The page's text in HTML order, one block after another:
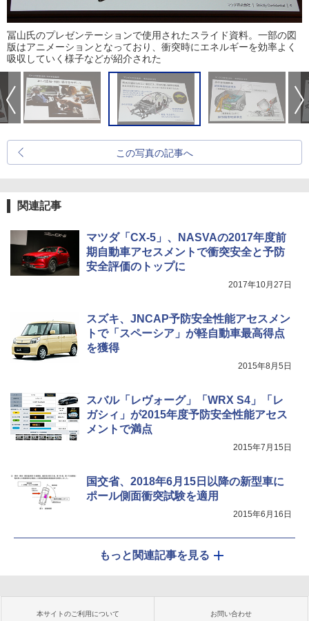
冨山氏のプレゼンテーションで使用されたスライド資料。一部の図
版はアニメーションとなっており、衝突時にエネルギーを効率よく
吸収していく様子などが紹介された
この写真の記事へ
関連記事
マツダ「CX-5」、NASVAの2017年度前
期自動車アセスメントで衝突安全と予防
安全評価のトップに
2017年10月27日
スズキ、JNCAP予防安全性能アセスメン
トで「スペーシア」が軽自動車最高得点
を獲得
2015年8月5日
スバル「レヴォーグ」「WRX S4」「レ
ガシィ」が2015年度予防安全性能アセス
メントで満点
2015年7月15日
国交省、2018年6月15日以降の新型車に
ポール側面衝突試験を適用
2015年6月16日
もっと関連記事を見る
本サイトのご利用について お問い合わせ